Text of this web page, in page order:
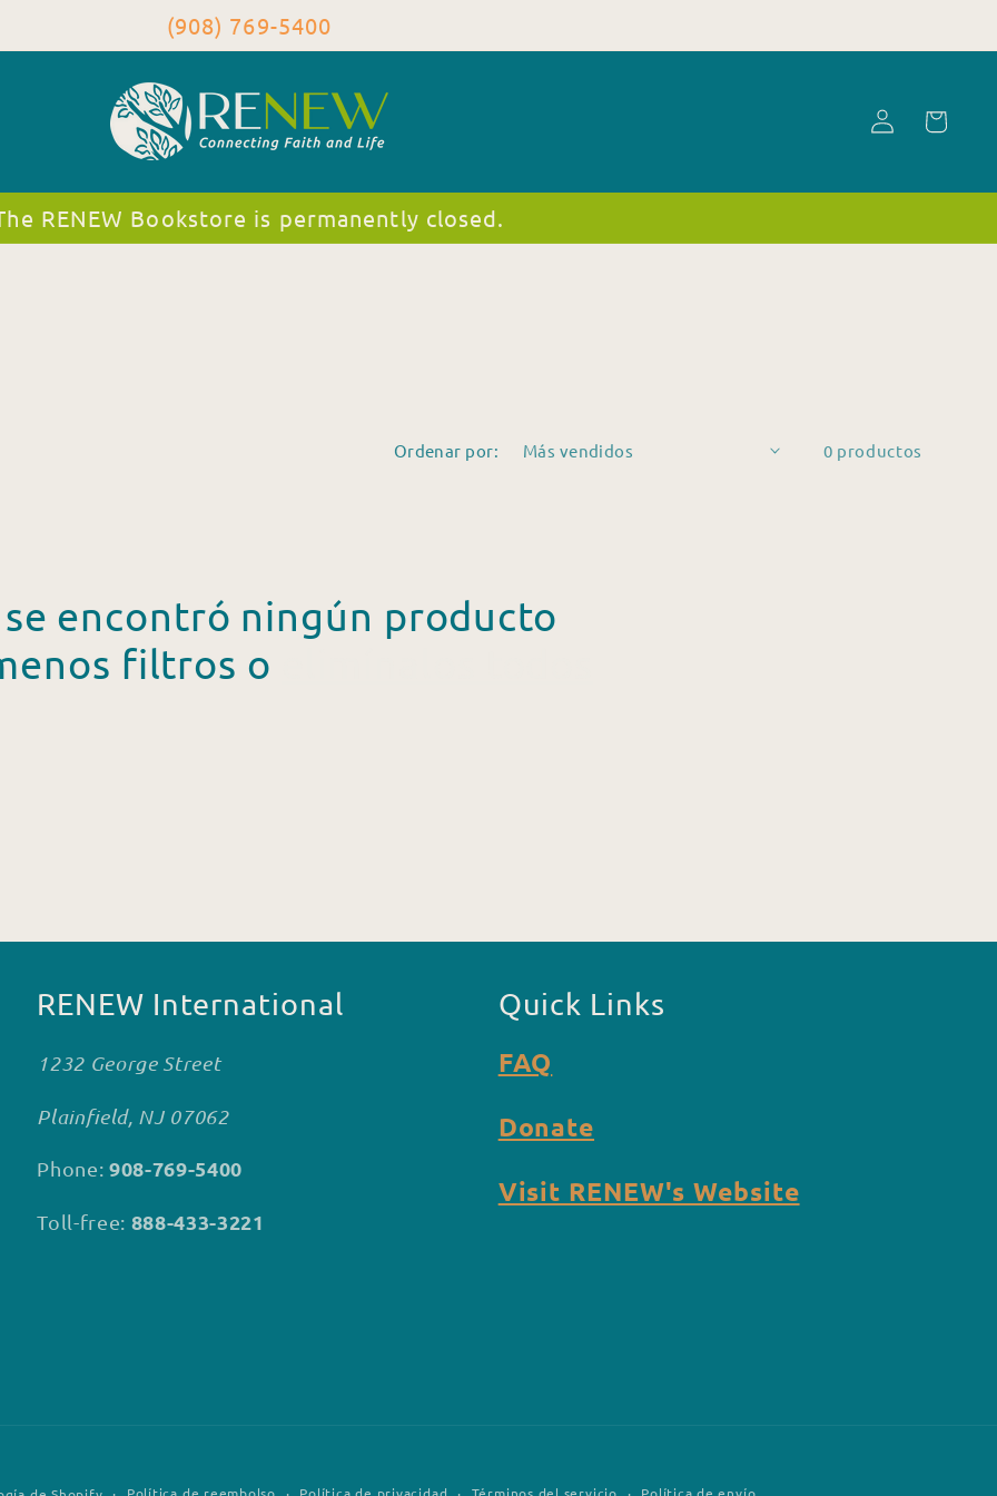
(908) 769-5400
Iniciar
sesión
Carrito
RENEW Bookstore is permanently closed.
Ordenar por: 0 productos
se encontró ningún producto
filtros o
RENEW International
1232 George Street
Plainfield, NJ 07062
Phone: 908-769-5400
Toll-free: 888-433-3221
Quick Links
FAQ
Donate
Visit RENEW's Website